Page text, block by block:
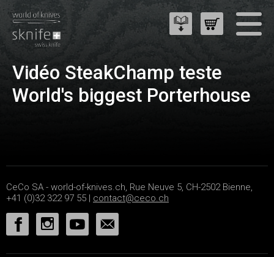
Vidéo SteakChamp teste
World's biggest Porterhouse
CeCo SA - world-of-knives.ch, Rue Neuve 5, CH-2502 Bienne,
+41 (0)32 322 97 55 | contact@ceco.ch